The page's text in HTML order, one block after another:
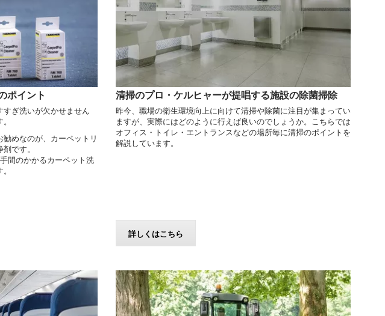
ポイント
ぎ洗いが欠かせません
めなのが、カーペットリ
です。
間のかかるカーペット洗
清掃のプロ・ケルヒャーが提唱する施設の除菌掃除
昨今、職場の衛生環境向上に向けて清掃や除菌に注目が集まってい
ますが、実際にはどのように行えば良いのでしょうか。こちらでは
オフィス・トイレ・エントランスなどの場所毎に清掃のポイントを
解説しています。
詳しくはこちら